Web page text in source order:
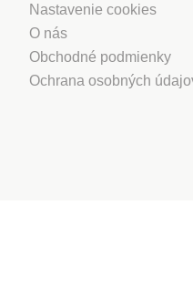
Nastavenie cookies
O nás
Obchodné podmienky
Ochrana osobných